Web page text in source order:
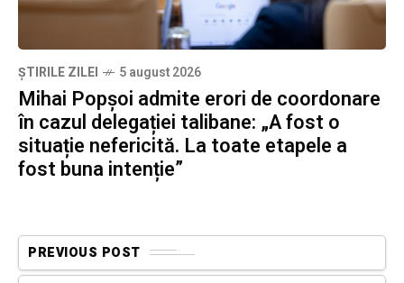
ȘTIRILE ZILEI 5 august 2026
Mihai Popșoi admite erori de coordonare
în cazul delegației talibane: „A fost o
situație nefericită. La toate etapele a
fost buna intenție”
PREVIOUS POST